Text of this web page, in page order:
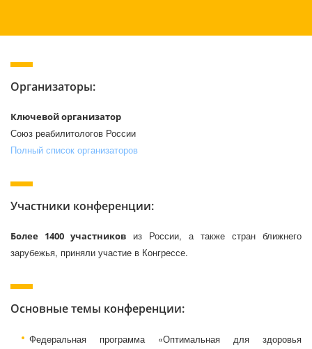
Организаторы:
Ключевой организатор
Союз реабилитологов России
Полный список организаторов
Участники конференции:
Более 1400 участников из России, а также стран ближнего
зарубежья, приняли участие в Конгрессе.
Основные темы конференции:
Федеральная программа «Оптимальная для здоровья